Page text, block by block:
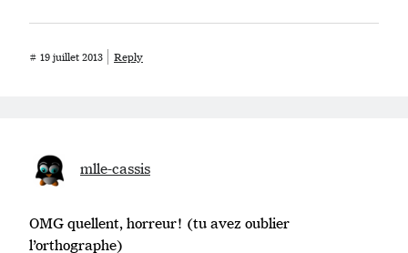
# 19 juillet 2013 Reply
mlle-cassis
OMG quellent, horreur! (tu avez oublier
l’orthographe)